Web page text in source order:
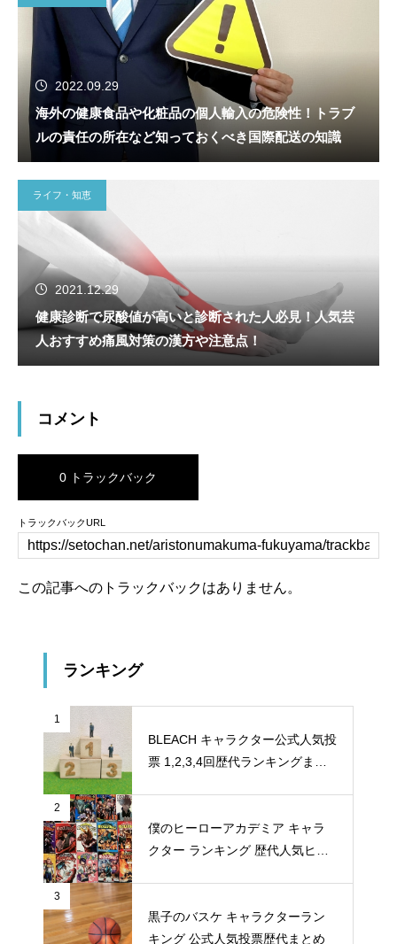
2022.09.29
海外の健康食品や化粧品の個人輸入の危険性！トラブ
ルの責任の所在など知っておくべき国際配送の知識
ライフ・知恵
2021.12.29
健康診断で尿酸値が高いと診断された人必見！人気芸
人おすすめ痛風対策の漢方や注意点！
コメント
0 トラックバック
トラックバックURL
この記事へのトラックバックはありません。
ランキング
1
BLEACH キャラクター公式人気投
票 1,2,3,4回歴代ランキングまと
2
僕のヒーローアカデミア キャラ
クター ランキング 歴代人気ヒー
3
黒子のバスケ キャラクターラン
キング 公式人気投票歴代まとめ